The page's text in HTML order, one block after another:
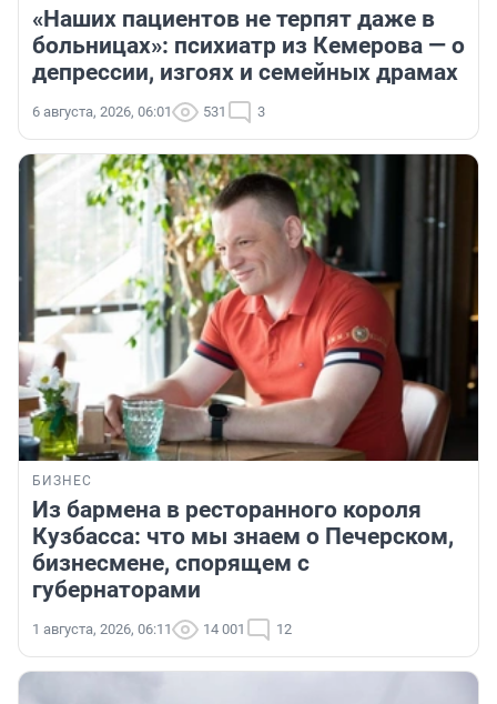
«Наших пациентов не терпят даже в
больницах»: психиатр из Кемерова — о
депрессии, изгоях и семейных драмах
6 августа, 2026, 06:01 531 3
БИЗНЕС
Из бармена в ресторанного короля
Кузбасса: что мы знаем о Печерском,
бизнесмене, спорящем с
губернаторами
1 августа, 2026, 06:11 14 001 12